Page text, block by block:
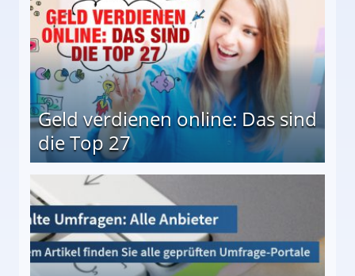
Geld verdienen online: Das sind
die Top 27